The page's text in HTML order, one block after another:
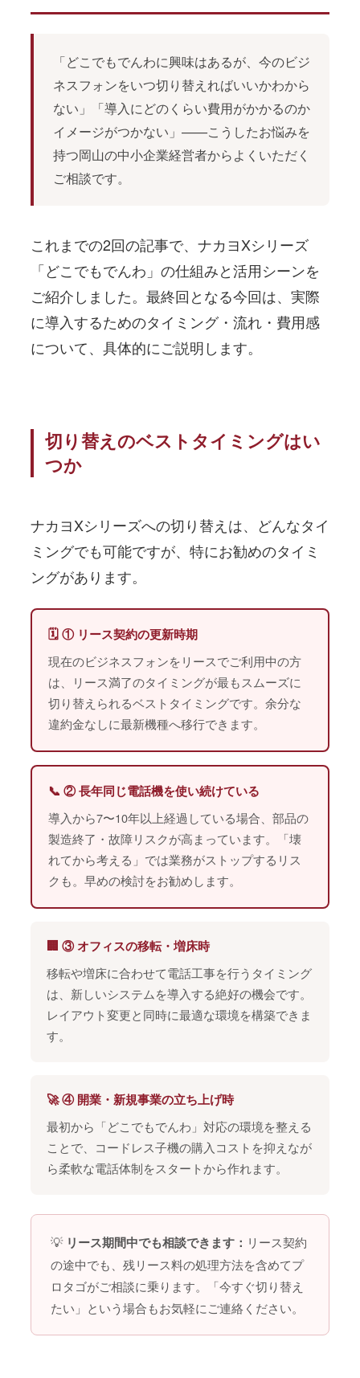
「どこでもでんわに興味はあるが、今のビジ
ネスフォンをいつ切り替えればいいかわから
ない」「導入にどのくらい費用がかかるのか
イメージがつかない」——こうしたお悩みを
持つ岡山の中小企業経営者からよくいただく
ご相談です。
これまでの2回の記事で、ナカヨXシリーズ
「どこでもでんわ」の仕組みと活用シーンを
ご紹介しました。最終回となる今回は、実際
に導入するためのタイミング・流れ・費用感
について、具体的にご説明します。
切り替えのベストタイミングはい
つか
ナカヨXシリーズへの切り替えは、どんなタイ
ミングでも可能ですが、特にお勧めのタイミ
ングがあります。
🗓 ① リース契約の更新時期
現在のビジネスフォンをリースでご利用中の方
は、リース満了のタイミングが最もスムーズに
切り替えられるベストタイミングです。余分な
違約金なしに最新機種へ移行できます。
📞 ② 長年同じ電話機を使い続けている
導入から7〜10年以上経過している場合、部品の
製造終了・故障リスクが高まっています。「壊
れてから考える」では業務がストップするリス
クも。早めの検討をお勧めします。
🏢 ③ オフィスの移転・増床時
移転や増床に合わせて電話工事を行うタイミング
は、新しいシステムを導入する絶好の機会です。
レイアウト変更と同時に最適な環境を構築できま
す。
🚀 ④ 開業・新規事業の立ち上げ時
最初から「どこでもでんわ」対応の環境を整える
ことで、コードレス子機の購入コストを抑えなが
ら柔軟な電話体制をスタートから作れます。
💡 リース期間中でも相談できます： リース契約
の途中でも、残リース料の処理方法を含めてプ
ロタゴがご相談に乗ります。「今すぐ切り替え
たい」という場合もお気軽にご連絡ください。